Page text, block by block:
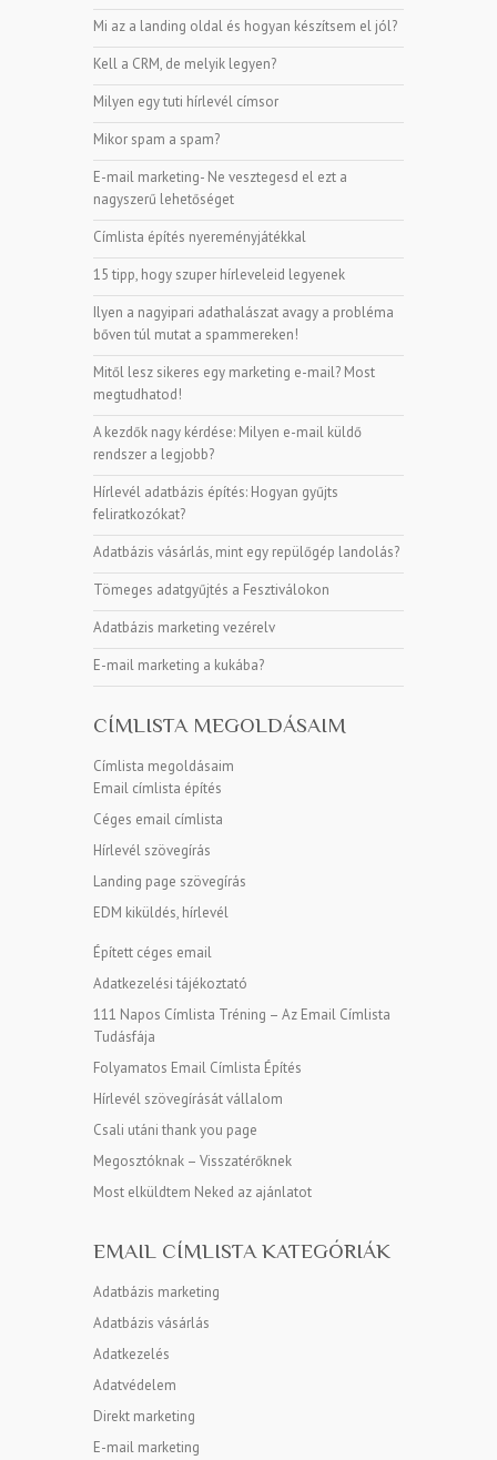
Mi az a landing oldal és hogyan készítsem el jól?
Kell a CRM, de melyik legyen?
Milyen egy tuti hírlevél címsor
Mikor spam a spam?
E-mail marketing- Ne vesztegesd el ezt a
nagyszerű lehetőséget
Címlista építés nyereményjátékkal
15 tipp, hogy szuper hírleveleid legyenek
Ilyen a nagyipari adathalászat avagy a probléma
bőven túl mutat a spammereken!
Mitől lesz sikeres egy marketing e-mail? Most
megtudhatod!
A kezdők nagy kérdése: Milyen e-mail küldő
rendszer a legjobb?
Hírlevél adatbázis építés: Hogyan gyűjts
feliratkozókat?
Adatbázis vásárlás, mint egy repülőgép landolás?
Tömeges adatgyűjtés a Fesztiválokon
Adatbázis marketing vezérelv
E-mail marketing a kukába?
CÍMLISTA MEGOLDÁSAIM
Címlista megoldásaim
Email címlista építés
Céges email címlista
Hírlevél szövegírás
Landing page szövegírás
EDM kiküldés, hírlevél
Épített céges email
Adatkezelési tájékoztató
111 Napos Címlista Tréning – Az Email Címlista
Tudásfája
Folyamatos Email Címlista Építés
Hírlevél szövegírását vállalom
Csali utáni thank you page
Megosztóknak – Visszatérőknek
Most elküldtem Neked az ajánlatot
EMAIL CÍMLISTA KATEGÓRIÁK
Adatbázis marketing
Adatbázis vásárlás
Adatkezelés
Adatvédelem
Direkt marketing
E-mail marketing